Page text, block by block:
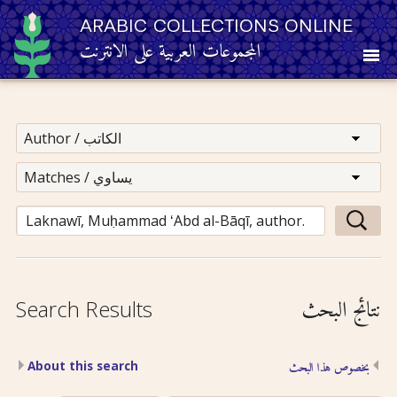
ARABIC COLLECTIONS ONLINE
المجموعات العربية على الانترنت
Other Resources
Browse
Browse by Category
Search
Search Results نتائج البحث
About this search بخصوص هذا البحث